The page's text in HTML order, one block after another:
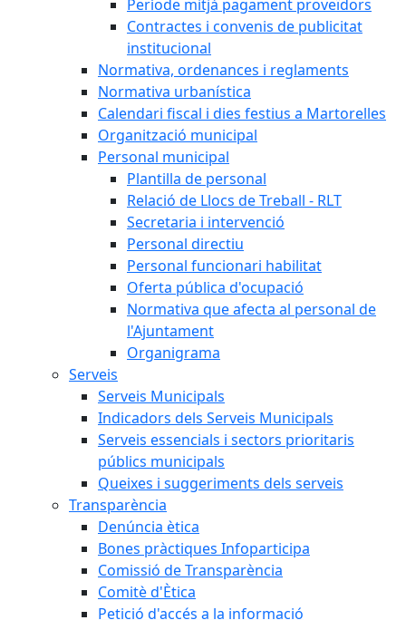
Període mitjà pagament proveïdors
Contractes i convenis de publicitat
institucional
Normativa, ordenances i reglaments
Normativa urbanística
Calendari fiscal i dies festius a Martorelles
Organització municipal
Personal municipal
Plantilla de personal
Relació de Llocs de Treball - RLT
Secretaria i intervenció
Personal directiu
Personal funcionari habilitat
Oferta pública d'ocupació
Normativa que afecta al personal de
l'Ajuntament
Organigrama
Serveis
Serveis Municipals
Indicadors dels Serveis Municipals
Serveis essencials i sectors prioritaris
públics municipals
Queixes i suggeriments dels serveis
Transparència
Denúncia ètica
Bones pràctiques Infoparticipa
Comissió de Transparència
Comitè d'Ètica
Petició d'accés a la informació